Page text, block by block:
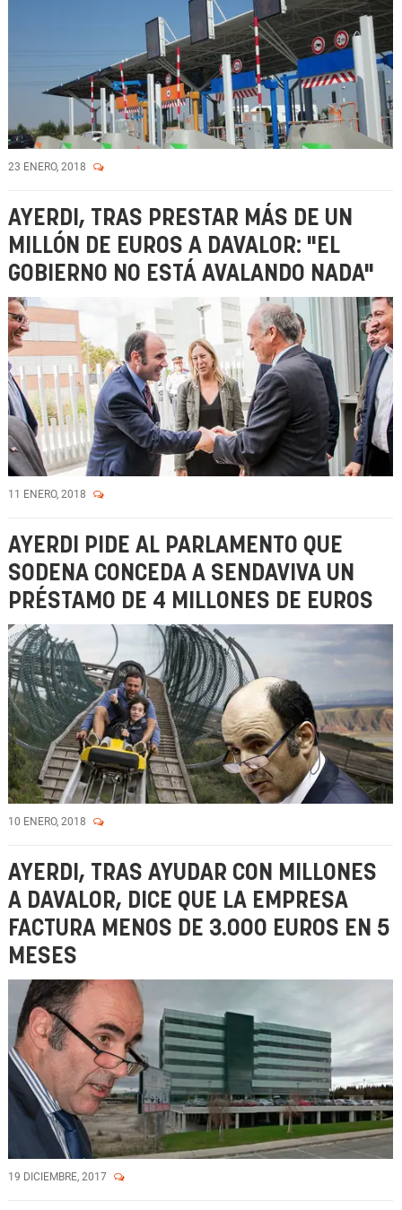
23 ENERO, 2018
AYERDI, TRAS PRESTAR MÁS DE UN
MILLÓN DE EUROS A DAVALOR: "EL
GOBIERNO NO ESTÁ AVALANDO NADA"
11 ENERO, 2018
AYERDI PIDE AL PARLAMENTO QUE
SODENA CONCEDA A SENDAVIVA UN
PRÉSTAMO DE 4 MILLONES DE EUROS
10 ENERO, 2018
AYERDI, TRAS AYUDAR CON MILLONES
A DAVALOR, DICE QUE LA EMPRESA
FACTURA MENOS DE 3.000 EUROS EN 5
MESES
19 DICIEMBRE, 2017